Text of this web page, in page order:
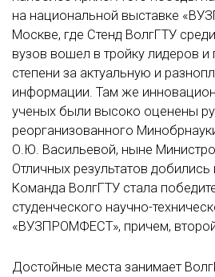
на национальной выставке
Москве, где Стенд ВолгГТУ
вузов вошел в тройку лидеров
степени за актуальную и
информации. Там же
ученых были высоко оценены
реорганизованного
О.Ю. Васильевой, ныне
Отличных результатов добились
Команда ВолгГТУ стала
студенческого научно-
«ВУЗПРОМФЕСТ», причем, второй
Достойные места занимает